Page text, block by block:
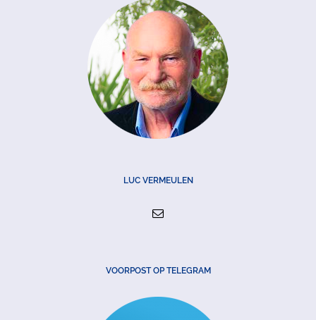
LUC VERMEULEN
VOORPOST OP TELEGRAM